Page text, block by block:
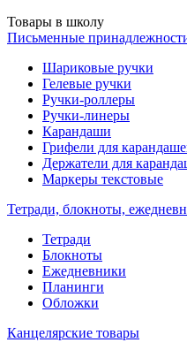
Товары в школу
Письменные
Шариковые ручки
Гелевые ручки
Ручки-роллеры
Ручки-линеры
Карандаши
Грифели для
Держатели для
Маркеры текстовые
Тетради, блокноты,
Тетради
Блокноты
Ежедневники
Планинги
Обложки
Канцелярские товары